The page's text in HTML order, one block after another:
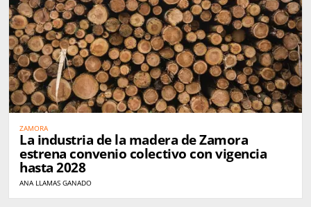
ZAMORA
La industria de la madera de Zamora
estrena convenio colectivo con vigencia
hasta 2028
ANA LLAMAS GANADO